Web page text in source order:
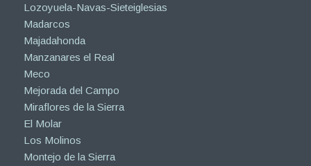
Lozoyuela-Navas-Sieteiglesias
Madarcos
Majadahonda
Manzanares el Real
Meco
Mejorada del Campo
Miraflores de la Sierra
El Molar
Los Molinos
Montejo de la Sierra